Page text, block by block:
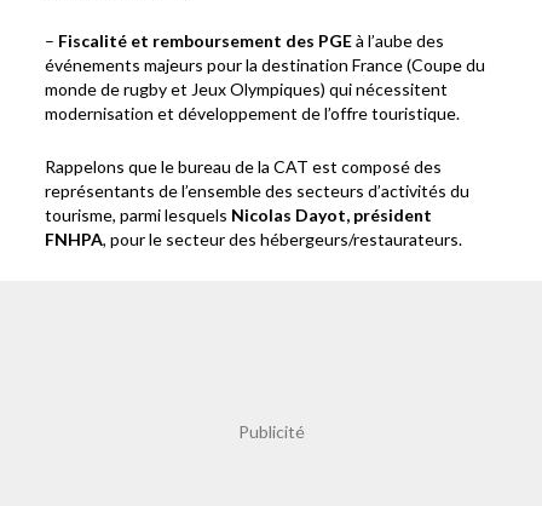
– Fiscalité et remboursement des PGEà l’aube des
événements majeurs pour la destination France (Coupe du
monde de rugby et Jeux Olympiques) qui nécessitent
modernisation et développement de l’offre touristique.
Rappelons que le bureau de la CAT est composé des
représentants de l’ensemble des secteurs d’activités du
tourisme, parmi lesquels Nicolas Dayot, président
FNHPA, pour le secteur des hébergeurs/restaurateurs.